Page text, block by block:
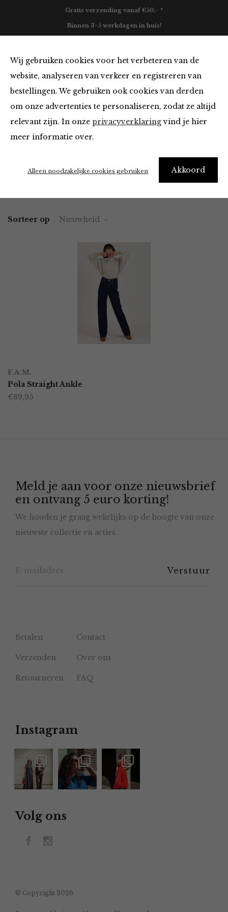
Wij gebruiken cookies voor het verbeteren van de
website, analyseren van verkeer en registreren van
bestellingen. We gebruiken ook cookies van derden
om onze advertenties te personaliseren, zodat ze altijd
relevant zijn. In onze privacyverklaringvind je hier
meer informatie over.
Akkoord
Alleen noodzakelijke cookies gebruiken
Gratis verzending vanaf €50,- *
Binnen 3-5 werkdagen in huis!
Kleding
"I really need new clothes" – Me every morning
Sorteer op Nieuwheid
product
heeft
kan
gekozen
worden
op
productpagina
F.A.M.
Pola Straight Ankle
€89,95
Meld je aan voor onze nieuwsbrief
en ontvang 5 euro korting!
We houden je graag wekelijks op de hoogte van onze
nieuwste collectie en acties.
Betalen Contact
Verzenden Over ons
Retourneren FAQ
Instagram
Volg ons
© Copyright 2026